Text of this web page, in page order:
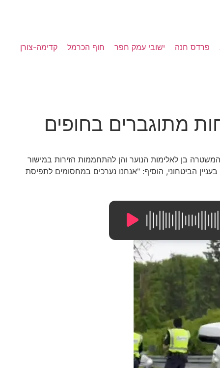
פרדס חנה ישובי עמק חפר חוף הכרמל קדימה-צורן
מתוגברים בחופים
בן לאלימות הנוער והן להתחממות הזירות במישור
הביטחוני, הוסיף: "אנחנו נערכים במחסומים לתפיסת
0:00